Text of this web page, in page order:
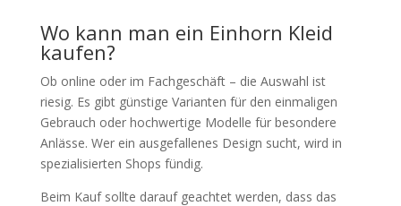
Wo kann man ein Einhorn Kleid
kaufen?
Ob online oder im Fachgeschäft – die Auswahl ist
riesig. Es gibt günstige Varianten für den einmaligen
Gebrauch oder hochwertige Modelle für besondere
Anlässe. Wer ein ausgefallenes Design sucht, wird in
spezialisierten Shops fündig.
Beim Kauf sollte darauf geachtet werden, dass das